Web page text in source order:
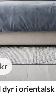
kr